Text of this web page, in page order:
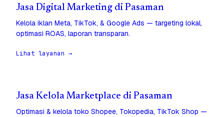
Jasa Digital Marketing di Pasaman
Kelola iklan Meta, TikTok, & Google Ads — targeting lokal,
optimasi ROAS, laporan transparan.
Lihat layanan →
Jasa Kelola Marketplace di Pasaman
Optimasi & kelola toko Shopee, Tokopedia, TikTok Shop —